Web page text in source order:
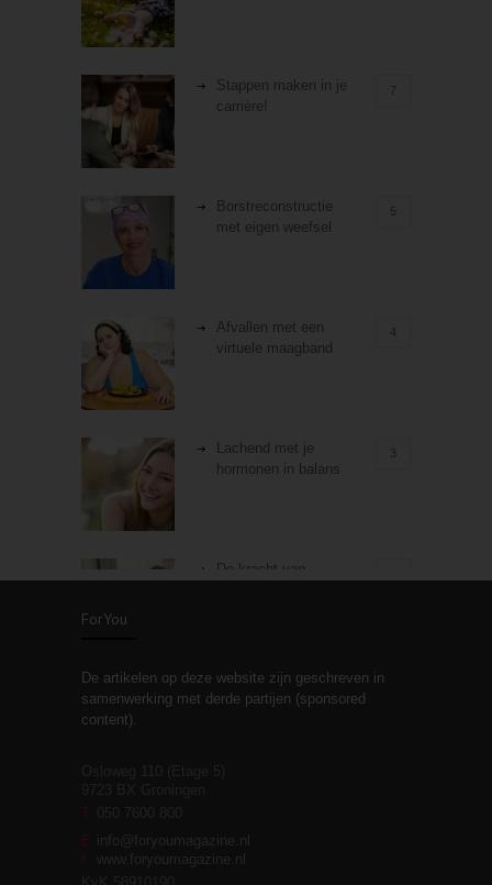
Stappen maken in je
carrière!
7
Borstreconstructie
met eigen weefsel
5
Afvallen met een
virtuele maagband
Lachend met je
hormonen in balans
3
De kracht van
Stiefouderschap en
relaties
moeite!
ForYou
De artikelen op deze website zijn geschreven in
samenwerking met derde partijen (sponsored
content).
T
E info@foryoumagazine.nl
www.foryoumagazine.nl